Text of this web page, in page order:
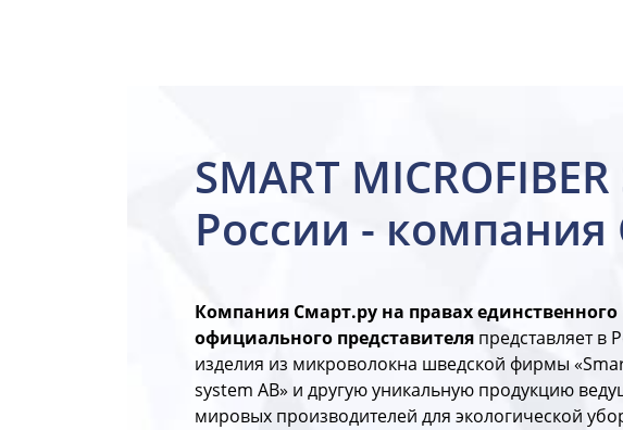
SMART MICROFIBER
России - компания
Компания Смарт.ру на правах единственного
официального представителя представляет в
изделия из микроволокна шведской фирмы
system AB» и другую уникальную продукцию
мировых производителей для экологической